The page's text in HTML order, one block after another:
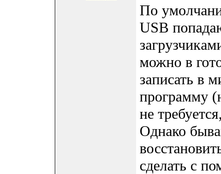
По
USB
можно в
записать в
программу
не
Однако
сделать с